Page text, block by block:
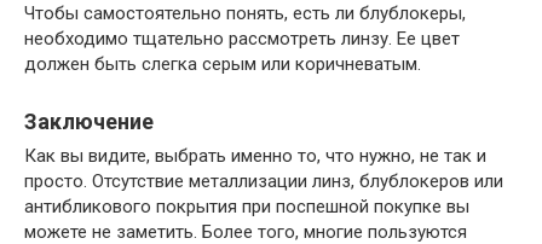
Чтобы самостоятельно понять, есть ли блублокеры,
необходимо тщательно рассмотреть линзу. Ее цвет
должен быть слегка серым или коричневатым.
Заключение
Как вы видите, выбрать именно то, что нужно, не так и
просто. Отсутствие металлизации линз, блублокеров или
антибликового покрытия при поспешной покупке вы
можете не заметить. Более того, многие пользуются